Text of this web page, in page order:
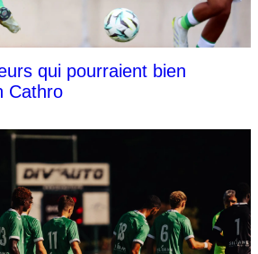
qui pourraient bien
Cathro